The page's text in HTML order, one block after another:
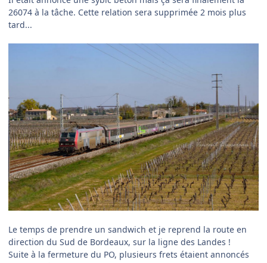
26074 à la tâche. Cette relation sera supprimée 2 mois plus
tard...
Le temps de prendre un sandwich et je reprend la route en
direction du Sud de Bordeaux, sur la ligne des Landes !
Suite à la fermeture du PO, plusieurs frets étaient annoncés